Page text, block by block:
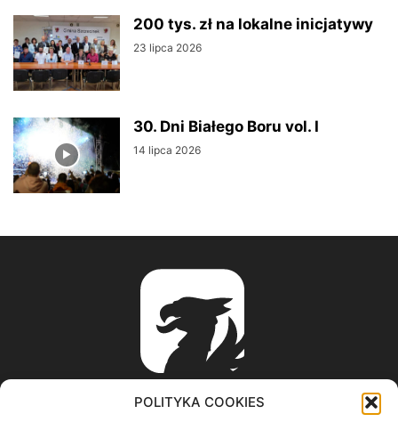
POLITYKA COOKIES
200 tys. zł na lokalne inicjatywy
23 lipca 2026
30. Dni Białego Boru vol. I
14 lipca 2026